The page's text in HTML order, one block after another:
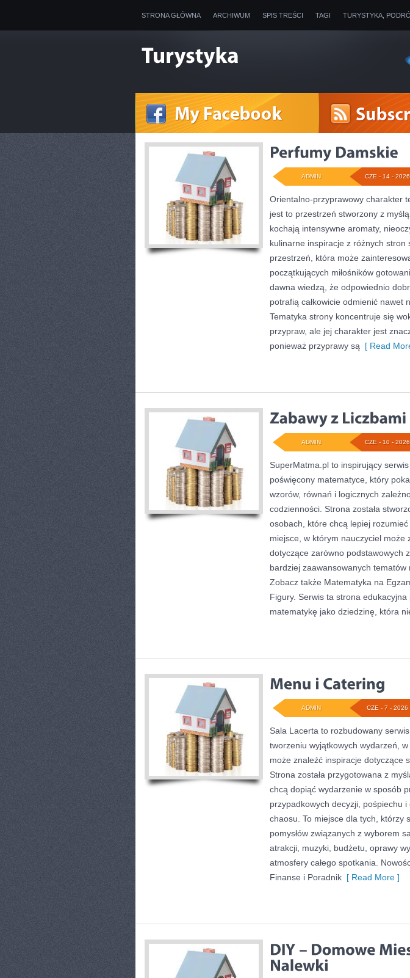
STRONA GŁÓWNA ARCHIWUM SPIS TREŚCI TAGI TURYSTYKA,
CZE - 14 - 2026
ADMIN
Orientalno-przyprawowy charakter
jest to przestrzeń stworzony z
kochają intensywne aromaty,
kulinarne inspiracje z różnych stron
przestrzeń, która może
początkujących miłośników
dawna wiedzą, że odpowiednio
potrafią całkowicie odmienić nawet
Tematyka strony koncentruje się
przypraw, ale jej charakter jest
ponieważ przyprawy są [ Read
CZE - 10 - 2026
ADMIN
SuperMatma.pl to inspirujący
poświęcony matematyce, który
wzorów, równań i logicznych
codzienności. Strona została
osobach, które chcą lepiej
miejsce, w którym nauczyciel może
dotyczące zarówno podstawowych
bardziej zaawansowanych tematów
Zobacz także Matematyka na
Figury. Serwis ta strona edukacyjna
matematykę jako dziedzinę, która
CZE - 7 - 2026
ADMIN
Sala Lacerta to rozbudowany
tworzeniu wyjątkowych wydarzeń,
może znaleźć inspiracje dotyczące
Strona została przygotowana z
chcą dopiąć wydarzenie w sposób
przypadkowych decyzji, pośpiechu
chaosu. To miejsce dla tych, którzy
pomysłów związanych z wyborem
atrakcji, muzyki, budżetu, oprawy
atmosfery całego spotkania.
Finanse i Poradnik [ Read More ]